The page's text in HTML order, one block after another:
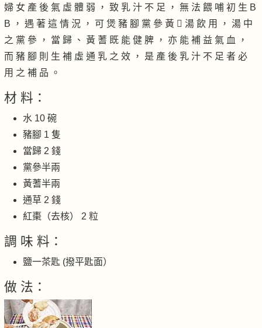
婦 女 產 後 氣 虛 體 弱 ， 致 乳 汁 不 足 ， 無 法 餵 哺 初 生 B
B ， 遇 著 這 情 況 ， 可 煲 豬 腳 黨 參 黃  湯 飲 用 ， 湯 中
之 黨 參 ， 當 歸 、 黃 蓍 既 能 健 脾 ， 亦 能 補 益 氣 血 ，
而 豬 腳 則 生 補 虛 通 乳 之 效 ， 是 產 後 乳 汁 不 足 者 必
用 之 補 品 。
材 料：
水 10 碗
豬腳 1 隻
當歸 2 錢
黨參半兩
黃蓍半兩
通草 2 錢
紅棗（去核） 2 粒
調 味 料：
鹽一茶匙 (撥平匙面）
做 法：